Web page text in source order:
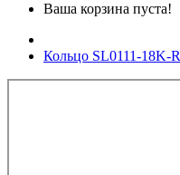
Ваша корзина пуста!
Кольцо SL0111-18K-R